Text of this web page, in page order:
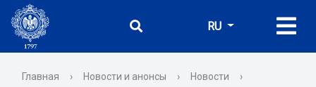
RU
Главная › Новости и анонсы › Новости
›